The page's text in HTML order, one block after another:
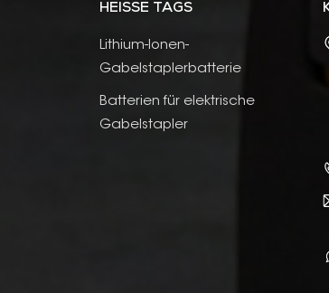
HEISSE TAGS
Lithium-Ionen-
Gabelstaplerbatterie
Batterien für elektrische
Gabelstapler